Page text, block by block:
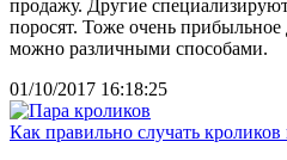
продажу. Другие
поросят. Тоже очень
можно различными способами.
01/10/2017 16:18:25
Как правильно случать